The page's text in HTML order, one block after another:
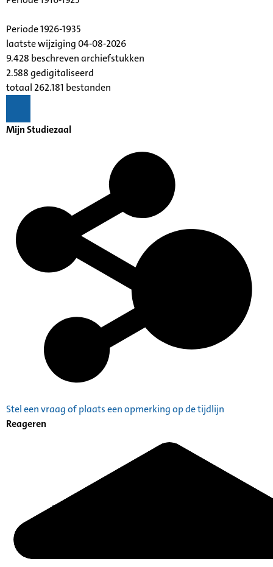
Periode 1926-1935
laatste wijziging 04-08-2026
9.428 beschreven archiefstukken
2.588 gedigitaliseerd
totaal 262.181 bestanden
Mijn Studiezaal
Stel een vraag of plaats een opmerking op de tijdlijn
Reageren